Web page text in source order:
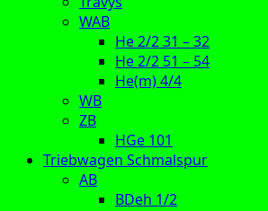
WAB
He 2/2 31 – 32
He 2/2 51 – 54
He(m) 4/4
WB
ZB
HGe 101
Triebwagen Schmalspur
AB
BDeh 1/2